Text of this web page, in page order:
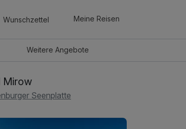
Wunschzettel Meine Reisen
WeitereAngebote
Mirow
Seenplatte